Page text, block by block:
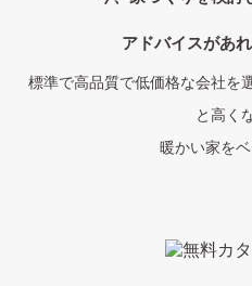
アドバイスがあ
標準で高品質で低価格な会社を
と高く
暖かい家を